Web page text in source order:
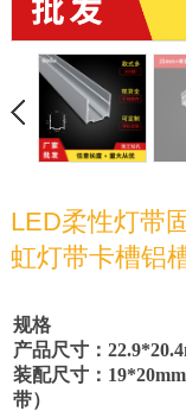
LED柔性灯带
虹灯带卡槽铝
规格
产品尺寸：
装配尺寸： 19*20mm
带）